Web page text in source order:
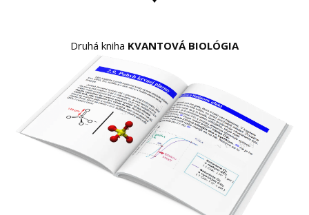
Druhá kniha KVANTOVÁ BIOLÓGIA